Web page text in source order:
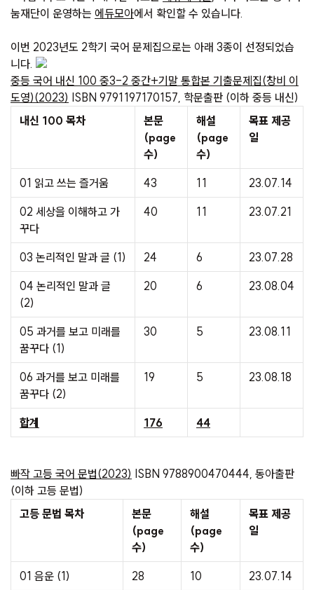
눔재단이 운영하는 에듀모아에서 확인할 수 있습니다.
이번 2023년도 2학기 국어 문제집으로는 아래 3종이 선정되었습
니다.
중등 국어 내신 100 중3-2 중간+기말 통합본 기출문제집(창비 이
도영)(2023) ISBN 9791197170157, 학문출판 (이하 중등 내신)
내신 100 목차
본문
(page
수)
해설
(page
수)
목표 제공
일
01 읽고 쓰는 즐거움 43 11 23.07.14
02 세상을 이해하고 가
꾸다
40 11 23.07.21
03 논리적인 말과 글 (1) 24 6 23.07.28
04 논리적인 말과 글
(2)
20 6 23.08.04
05 과거를 보고 미래를
꿈꾸다 (1)
30 5 23.08.11
06 과거를 보고 미래를
꿈꾸다 (2)
19 5 23.08.18
합계 176 44
빠작 고등 국어 문법(2023) ISBN 9788900470444, 동아출판
(이하 고등 문법)
고등 문법 목차
본문
(page
수)
해설
(page
수)
목표 제공
일
01 음운 (1) 28 10 23.07.14